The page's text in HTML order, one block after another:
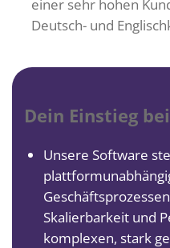
einer sehr hohen
Deutsch- und
Dein Einstieg
Unsere Software
Skalierbarkeit und
komplexen, stark